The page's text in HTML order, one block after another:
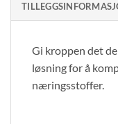
Gi kroppen det
løsning for å
næringsstoffer.